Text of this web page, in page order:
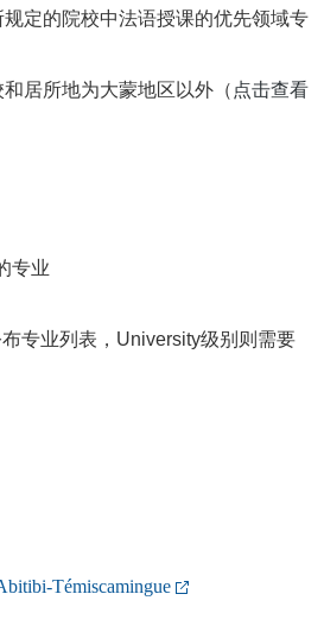
定的院校中法语授课的优先领域专
居所地为大蒙地区以外（ 点击查看
专业
专业列表，University级别则需要
Témiscamingue